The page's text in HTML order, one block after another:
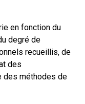
en fonction du
degré de
recueillis, de
des
des méthodes de